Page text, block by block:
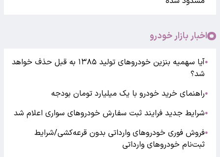
اخبار بازار خودرو
●
آیا سهمیه بنزین خودروهای تولید ۱۳۸۵ به قبل حذف خواهد
شد؟
●راهنمای خرید خودرو با یک میلیارد تومان بودجه
●شرایط جدید فرایند ثبت سفارش خودروهای سواری اعلام شد
●فروش فوری خودروهای وارداتی بدون قرعه‌کشی/شرایط
ثبت‌نام خودروهای وارداتی